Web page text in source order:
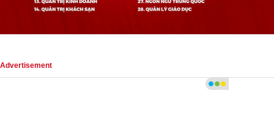
Advertisement